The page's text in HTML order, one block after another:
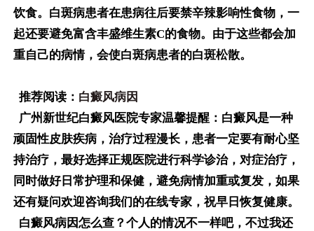
饮食。白斑病患者在患病往后要禁辛辣影响性食物，一
起还要避免富含丰盛维生素C的食物。由于这些都会加
重自己的病情，会使白斑病患者的白斑松散。
推荐阅读： 白癜风病因
广州新世纪白癜风医院专家温馨提醒：白癜风是一种
顽固性皮肤疾病，治疗过程漫长，患者一定要有耐心坚
持治疗，最好选择正规医院进行科学诊治，对症治疗，
同时做好日常护理和保健，避免病情加重或复发，如果
还有疑问欢迎咨询我们的在线专家，祝早日恢复健康。
白癜风病因怎么查？个人的情况不一样吧，不过我还